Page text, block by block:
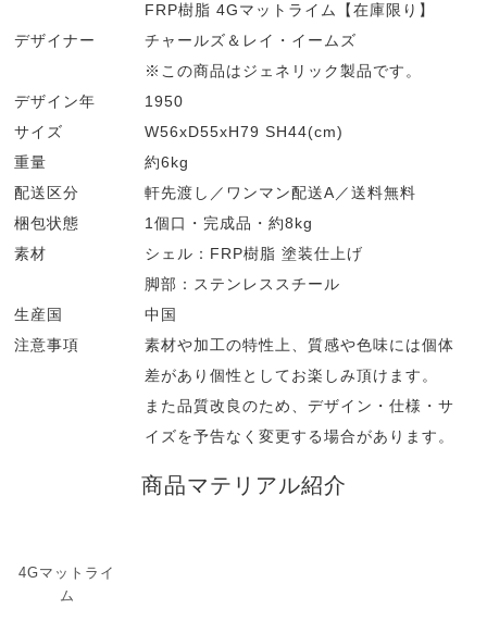
FRP樹脂 4Gマットライム【在庫限り】
デザイナー
チャールズ＆レイ・イームズ
※この商品はジェネリック製品です。
デザイン年
1950
サイズ
W56xD55xH79 SH44(cm)
重量
約6kg
配送区分
軒先渡し／ワンマン配送A／送料無料
梱包状態
1個口・完成品・約8kg
素材
シェル：FRP樹脂 塗装仕上げ
脚部：ステンレススチール
生産国
中国
注意事項
素材や加工の特性上、質感や色味には個体
差があり個性としてお楽しみ頂けます。
また品質改良のため、デザイン・仕様・サ
イズを予告なく変更する場合があります。
商品マテリアル紹介
4Gマットライ
ム